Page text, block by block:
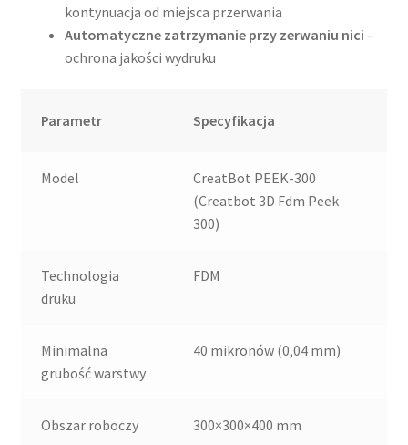
kontynuacja od miejsca przerwania
Automatyczne zatrzymanie przy zerwaniu nici –
ochrona jakości wydruku
Parametr Specyfikacja
Model
CreatBot PEEK-300
(Creatbot 3D Fdm Peek
300)
Technologia
druku
FDM
Minimalna
grubość warstwy
40 mikronów (0,04 mm)
Obszar roboczy 300×300×400 mm